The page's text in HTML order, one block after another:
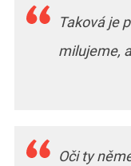
Taková je
milujeme,
Oči ty